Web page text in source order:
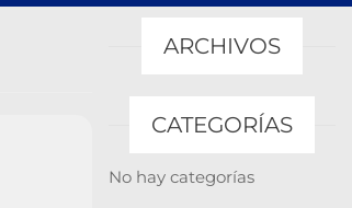
ARCHIVOS
CATEGORÍAS
No hay categorías